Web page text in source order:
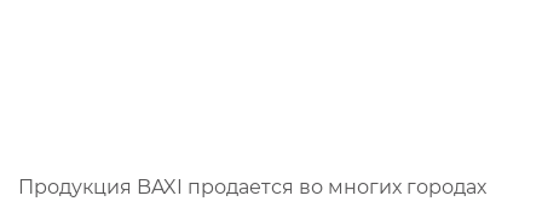
Продукция BAXI продается во многих городах